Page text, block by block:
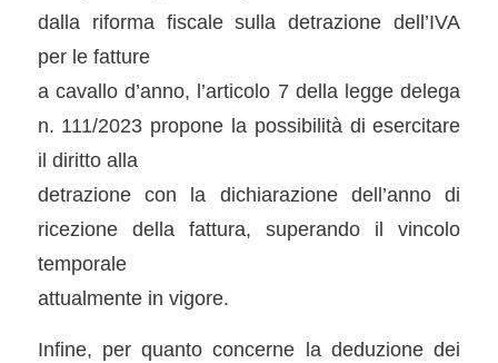
dalla riforma fiscale sulla detrazione dell’IVA
per le fatture
a cavallo d’anno, l’articolo 7 della legge delega
n. 111/2023 propone la possibilità di esercitare
il diritto alla
detrazione con la dichiarazione dell’anno di
ricezione della fattura, superando il vincolo
temporale
attualmente in vigore.
Infine, per quanto concerne la deduzione dei